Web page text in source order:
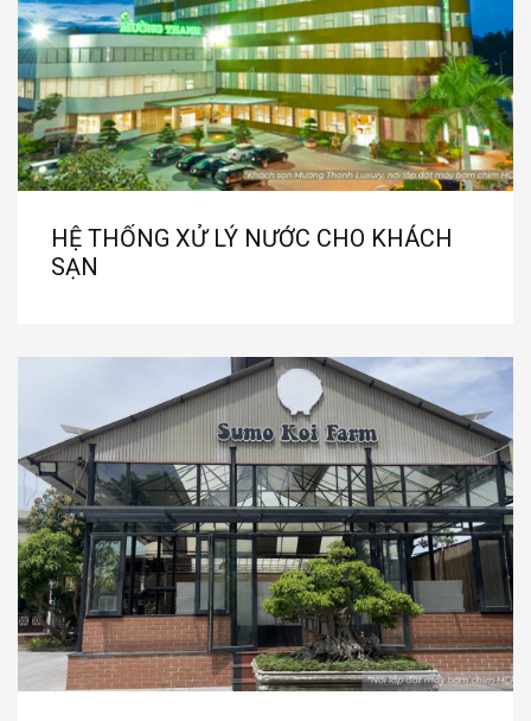
HỆ THỐNG XỬ LÝ NƯỚC CHO KHÁCH
SẠN